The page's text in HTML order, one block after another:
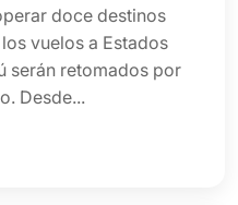
doce destinos
vuelos a Estados
serán retomados por
Desde...